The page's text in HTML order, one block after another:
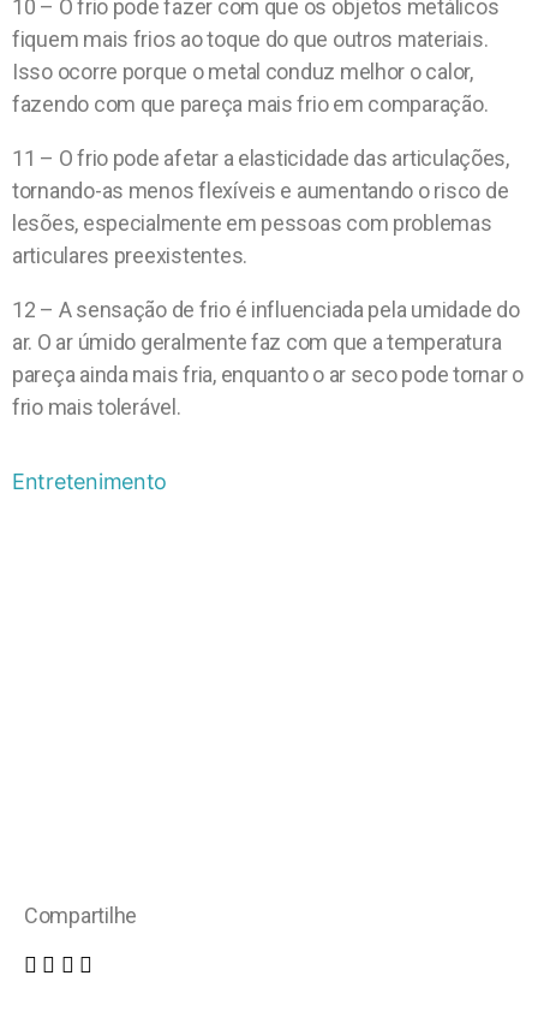
10 – O frio pode fazer com que os objetos metálicos
fiquem mais frios ao toque do que outros materiais.
Isso ocorre porque o metal conduz melhor o calor,
fazendo com que pareça mais frio em comparação.
11 – O frio pode afetar a elasticidade das articulações,
tornando-as menos flexíveis e aumentando o risco de
lesões, especialmente em pessoas com problemas
articulares preexistentes.
12 – A sensação de frio é influenciada pela umidade do
ar. O ar úmido geralmente faz com que a temperatura
pareça ainda mais fria, enquanto o ar seco pode tornar o
frio mais tolerável.
Entretenimento
Compartilhe